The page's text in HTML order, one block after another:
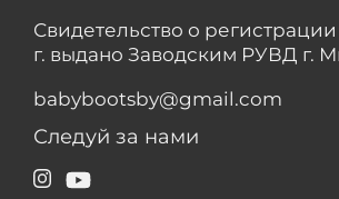
Свидетельство о регистрации
г. выдано Заводским РУВД г.
babybootsby@gmail.com
Следуй за нами
Instagram
YouTube